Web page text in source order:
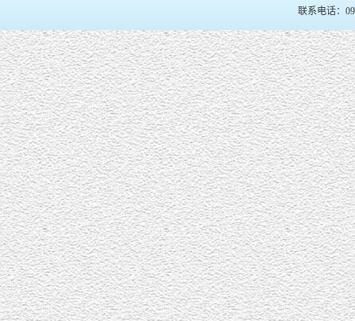
联系电话：